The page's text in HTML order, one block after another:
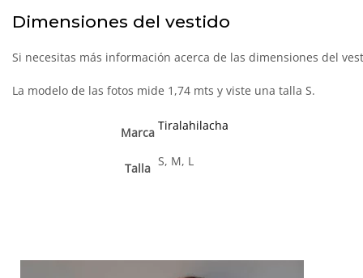
Dimensiones del vestido
Si necesitas más información acerca de las dimensiones del
La modelo de las fotos mide 1,74 mts y viste una talla S.
Marca Tiralahilacha
Talla S, M, L